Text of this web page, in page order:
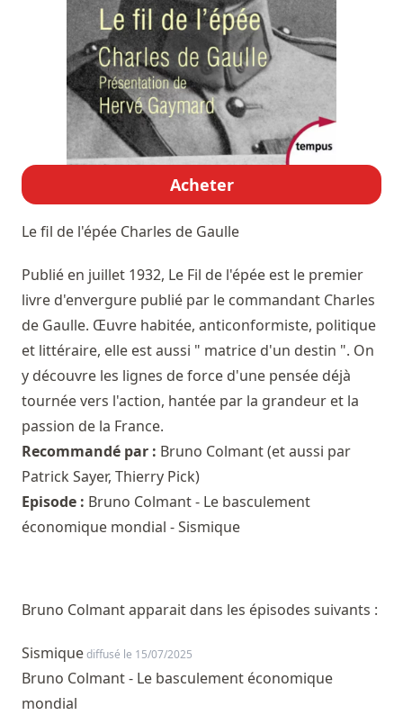
Acheter
Le fil de l'épée Charles de Gaulle
Publié en juillet 1932, Le Fil de l'épée est le premier
livre d'envergure publié par le commandant Charles
de Gaulle. Œuvre habitée, anticonformiste, politique
et littéraire, elle est aussi " matrice d'un destin ". On
y découvre les lignes de force d'une pensée déjà
tournée vers l'action, hantée par la grandeur et la
passion de la France.
Recommandé par : Bruno Colmant(et aussi par
Patrick Sayer, Thierry Pick)
Episode : Bruno Colmant - Le basculement
économique mondial - Sismique
Bruno Colmant apparait dans les épisodes suivants :
Sismiquediffusé le 15/07/2025
Bruno Colmant - Le basculement économique
mondial